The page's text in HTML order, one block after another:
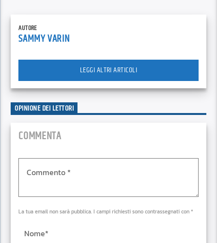
AUTORE
SAMMY VARIN
LEGGI ALTRI ARTICOLI
OPINIONE DEI LETTORI
COMMENTA
La tua email non sarà pubblica. I campi richiesti sono contrassegnati con *